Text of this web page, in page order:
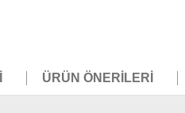
ÜRÜN ÖNERILERI